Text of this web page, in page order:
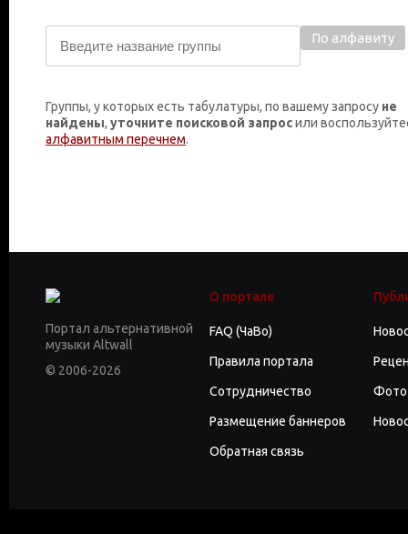
По алфавиту
Группы, у которых есть табулатуры, по вашему запросу не
найдены, уточните поисковой запросили
алфавитным перечнем.
Портал альтернативной
музыки Altwall
© 2006-2026
О портале
FAQ (ЧаВо)
Правила портала
Сотрудничество
Размещение баннеров
Обратная связь